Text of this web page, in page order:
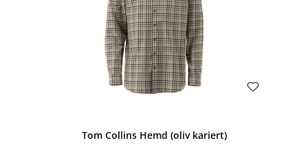
Tom Collins Hemd (oliv kariert)